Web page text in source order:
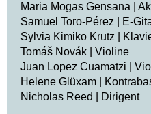
Maria Mogas Gensana |
Samuel Toro-Pérez | E-
Sylvia Kimiko Krutz |
Tomáš Novák | Violine
Juan Lopez Cuamatzi |
Helene Glüxam |
Nicholas Reed | Dirigent